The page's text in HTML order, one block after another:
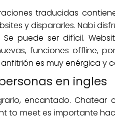
traducidas
y dispararles. Nabi
puede ser difícil.
funciones offline,
es muy enérgica y
en ingles
encantado. Chatear
to meet es importante